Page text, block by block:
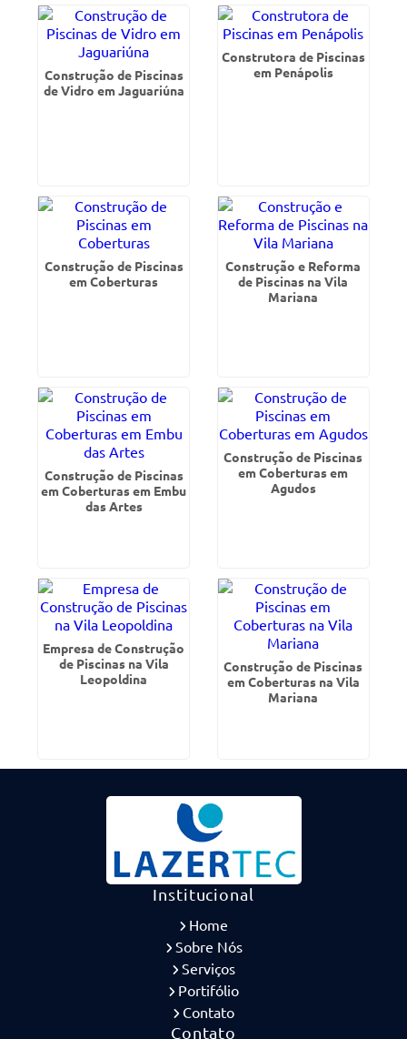
Construção de Piscinas
de Vidro em Jaguariúna
Construtora de Piscinas
em Penápolis
Construção de Piscinas
em Coberturas
Construção e Reforma
de Piscinas na Vila
Mariana
Construção de Piscinas
em Coberturas em Embu
das Artes
Construção de Piscinas
em Coberturas em
Agudos
Empresa de Construção
de Piscinas na Vila
Leopoldina
Construção de Piscinas
em Coberturas na Vila
Mariana
Institucional
Home
Sobre Nós
Serviços
Portifólio
Contato
Contato